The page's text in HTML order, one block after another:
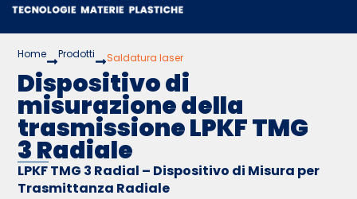
Home Prodotti Saldatura laser
Dispositivo di
misurazione della
trasmissione LPKF TMG
3 Radiale
LPKF TMG 3 Radial – Dispositivo di Misura per
Trasmittanza Radiale